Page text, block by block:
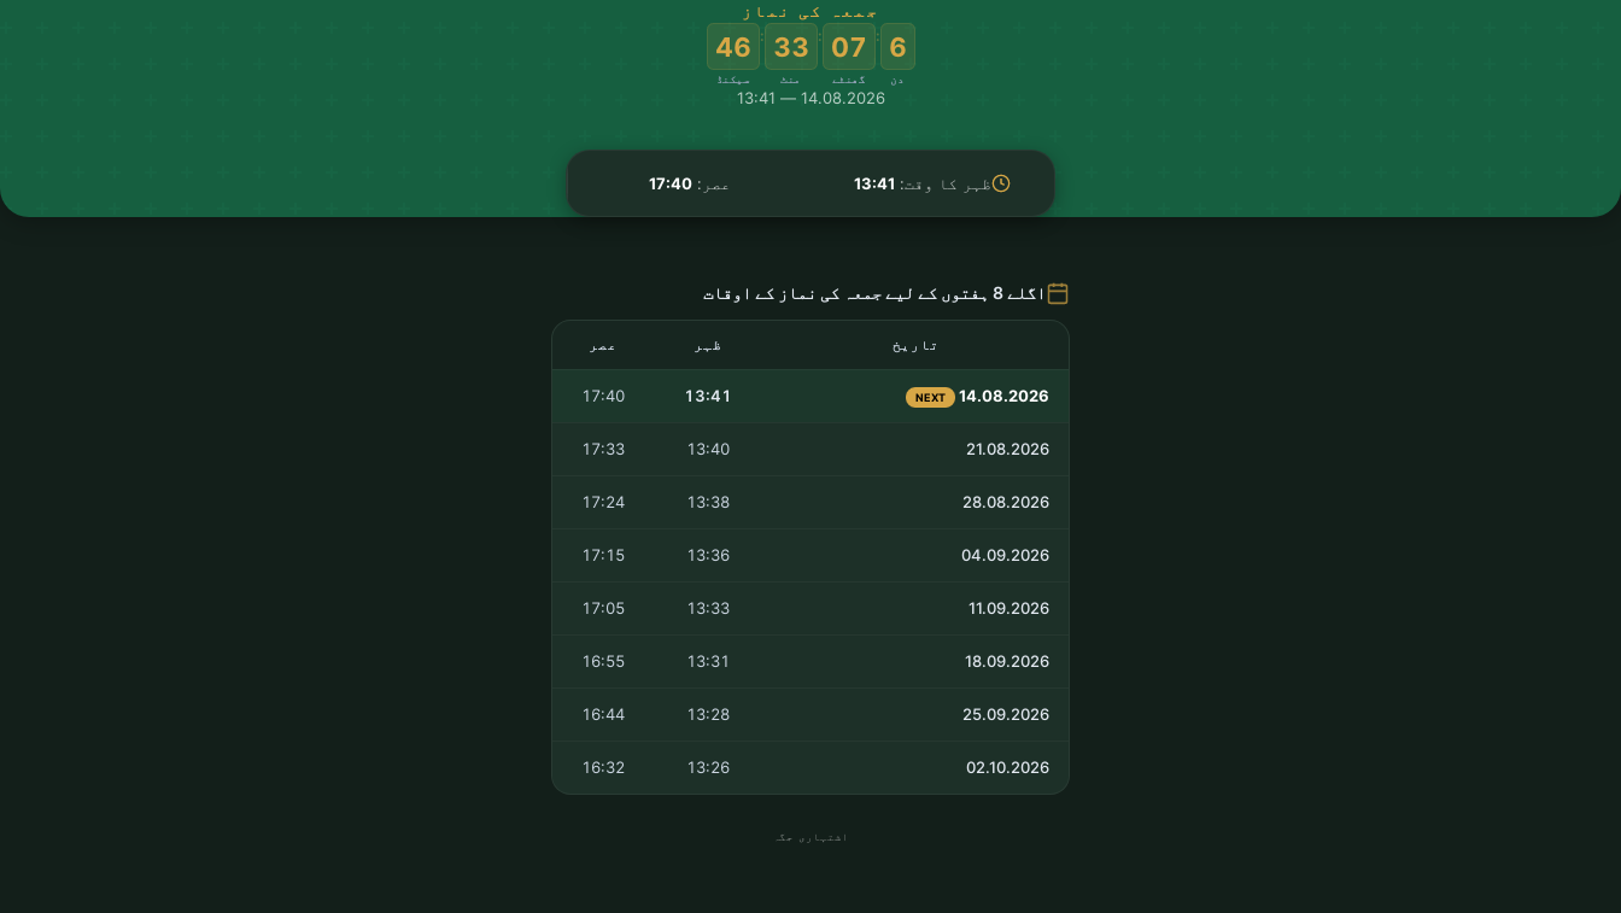
جمعہ کی نماز
6
دن
:
07
گھنٹے
:
33
منٹ
:
46
سیکنڈ
14.08.2026 — 13:41
ظہر کا وقت: 13:41 عصر:17:40
اگلے 8 ہفتوں کے لیے جمعہ کی نماز کے اوقات
تاریخ ظہر عصر
14.08.2026
NEXT
13:41
17:40
21.08.2026
13:40
17:33
28.08.2026
13:38
17:24
04.09.2026
13:36
17:15
11.09.2026
13:33
17:05
18.09.2026
13:31
16:55
25.09.2026
13:28
16:44
02.10.2026
13:26
16:32
اشتہاری جگہ